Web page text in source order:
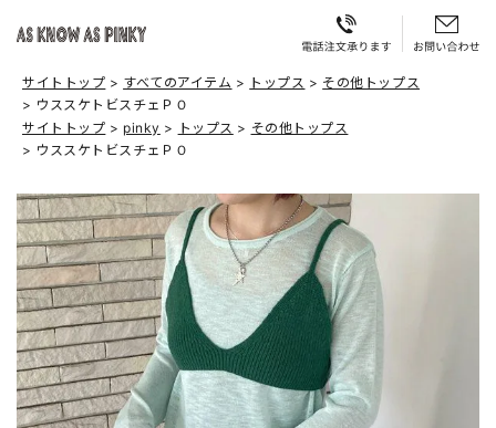
サイトトップ すべてのアイテム トップス
その他トップス
ウススケトビスチェＰＯ
サイトトップ
pinky トップス
その他トップス
ウススケトビスチェＰＯ